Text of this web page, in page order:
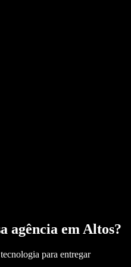
agência em Altos?
para entregar